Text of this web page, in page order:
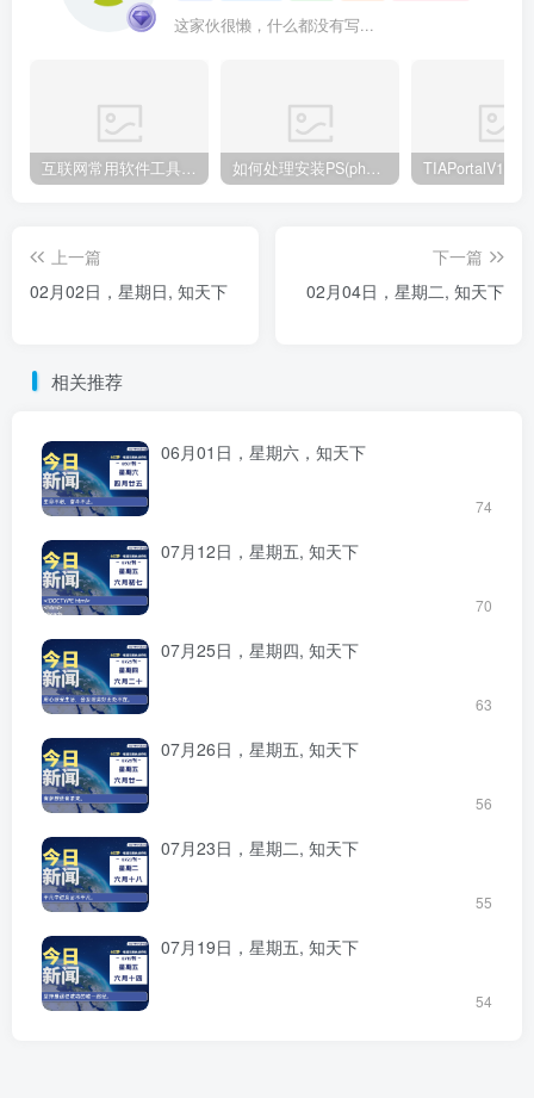
这家伙很懒，什么都没有写...
互联网常用软件工具资源汇总贴 如何处理安装PS(photoshop cc2018) 时，提示系统或者IE浏览器需要升级
上一篇
02月02日，星期日, 知天下
下一篇
02月04日，星期二, 知天下
相关推荐
06月01日，星期六，知天下
74
07月12日，星期五, 知天下
70
07月25日，星期四, 知天下
63
07月26日，星期五, 知天下
56
07月23日，星期二, 知天下
55
07月19日，星期五, 知天下
54